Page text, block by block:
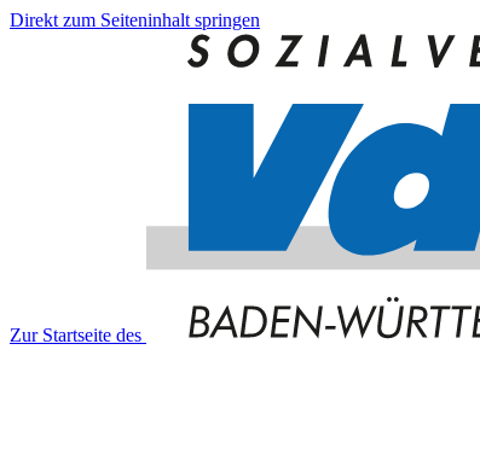
Direkt zum Seiteninhalt springen
Zur Startseite des